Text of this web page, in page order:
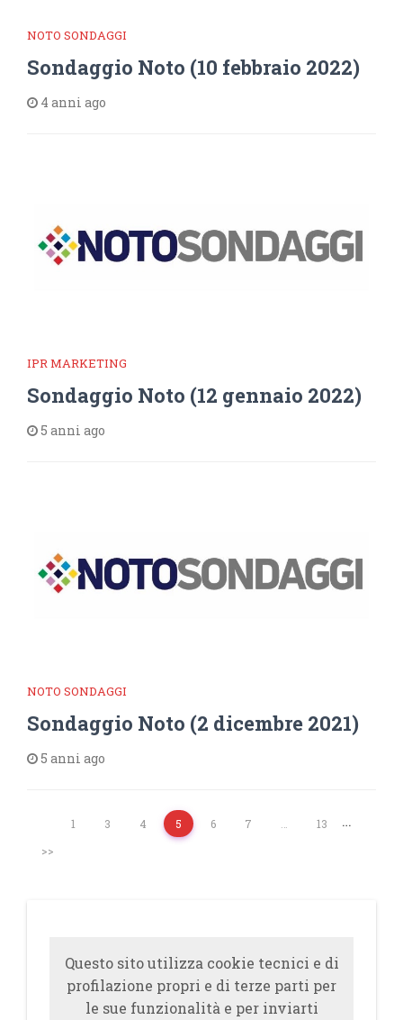
NOTO SONDAGGI
Sondaggio Noto (10 febbraio 2022)
4 anni ago
IPR MARKETING
Sondaggio Noto (12 gennaio 2022)
5 anni ago
NOTO SONDAGGI
Sondaggio Noto (2 dicembre 2021)
5 anni ago
1 …
3 4 5 6 7
13
>>
Questo sito utilizza cookie tecnici e di
profilazione propri e di terze parti per
le sue funzionalità e per inviarti